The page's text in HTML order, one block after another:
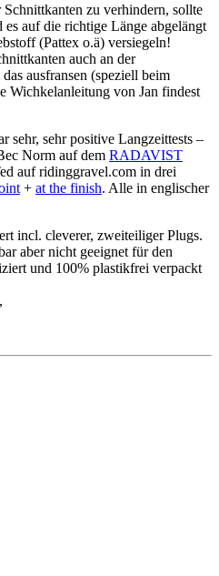
Schnittkanten zu verhindern, sollte
auf die richtige Länge abgelängt
(Pattex o.ä) versiegeln!
auch an der
ausfransen (speziell beim
Wichkelanleitung von Jan findest
sehr, sehr positive Langzeittests –
Norm auf dem RADAVIST
auf ridinggravel.com in drei
+ at the finish. Alle in englischer
incl. cleverer, zweiteiliger Plugs.
aber nicht geeignet für den
und 100% plastikfrei verpackt